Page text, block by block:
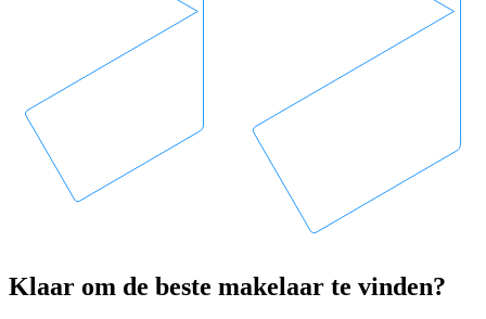
Klaar om de beste makelaar te vinden?